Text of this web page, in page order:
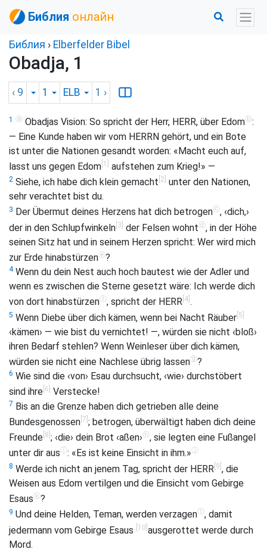
Библия онлайн
Библия › Elberfelder Bibel
Obadja, 1
‹ 9 1 ELB 1 ›
1 ⓐ Obadjas Vision: So spricht der Herr, HERR, über Edomⓑ:
— Eine Kunde haben wir vom HERRN gehört, und ein Bote
ist unter die Nationen gesandt worden: «Macht euch auf,
lasst uns gegen Edom [1] aufstehen zum Krieg!» —
2 Siehe, ich habe dich klein gemacht [2] unter den Nationen,
sehr verachtet bist du.
3 Der Übermut deines Herzens hat dich betrogenⓒ, ‹dich,›
der in den Schlupfwinkeln [3] der Felsen wohntⓓ, in der Höhe
seinen Sitz hat und in seinem Herzen spricht: Wer wird mich
zur Erde hinabstürzenⓔ?
4Wenn du dein Nest auch hoch bautest wie der Adler und
wenn es zwischen die Sterne gesetzt wäre: Ich werde dich
von dort hinabstürzenⓕ, spricht der HERR [4] .
5 Wenn Diebe über dich kämen, wenn bei Nacht Räuber [5]
‹kämen› — wie bist du vernichtet! —, würden sie nicht ‹bloß›
ihren Bedarf stehlen? Wenn Weinleser über dich kämen,
würden sie nicht eine Nachlese übrig lassenⓖ?
6 Wie sind die ‹von› Esau durchsucht, ‹wie› durchstöbert
sind ihre [6] Verstecke!
7 Bis an die Grenze haben dich getrieben alle deine
Bundesgenossen [7] ; betrogen, überwältigt haben dich deine
Freunde [8] ; ‹die› dein Brot ‹aßen›ⓗ, sie legten eine Fußangel
unter dir ausⓘ: «Es ist keine Einsicht in ihm.»ⓙ
8 Werde ich nicht an jenem Tag, spricht der HERR [9] , die
Weisen aus Edom vertilgen und die Einsicht vom Gebirge
Esausⓚ?
9 Und deine Helden, Teman, werden verzagenⓛ, damit
jedermann vom Gebirge Esaus
[10] ausgerottet werde durch
Mord.